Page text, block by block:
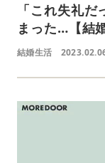
「これ失礼
まった…【結
結婚生活